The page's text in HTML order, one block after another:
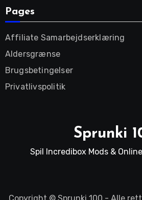
Pages
Affiliate Samarbejdserklæring
Aldersgrænse
Brugsbetingelser
Privatlivspolitik
Sprunki
Spil Incredibox Mods &